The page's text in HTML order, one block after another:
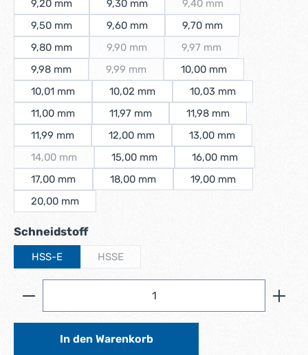
9,20 mm 9,30 mm 9,40 mm
9,50 mm 9,60 mm
9,70 mm
9,80 mm
9,90 mm
(Diese Option ist zurzeit nicht verfügbar.)
9,97 mm
9,98 mm 9,99 mm
(Diese Option ist zurzeit nicht verfügbar.)
10,00 mm
10,01 mm
10,02 mm
10,03 mm
11,00 mm
11,97 mm
11,98 mm
11,99 mm
12,00 mm
13,00 mm
14,00 mm
(Diese Option ist zurzeit nicht verfügbar.)
15,00 mm
16,00 mm
17,00 mm
18,00 mm
19,00 mm
20,00 mm
Schneidstoffauswählen
HSS-E HSSE
Produkt Anzahl: Gib den gewünschten Wert ein
In den Warenkorb